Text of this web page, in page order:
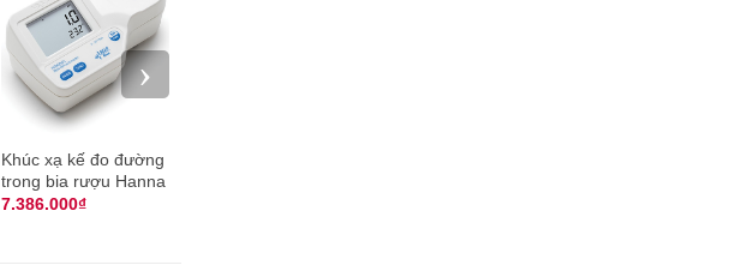
Khúc xạ kế đo đường
trong bia rượu Hanna
HI96841
7.386.000₫
›